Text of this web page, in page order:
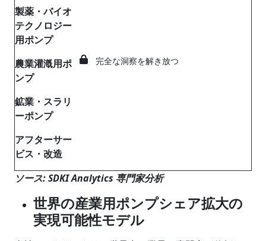
完全な洞察を解き放つ
製薬・バイオ
テクノロジー
用ポンプ
農業灌漑用ポ
ンプ
鉱業・スラリ
ーポンプ
アフターサー
ビス・改造
ソース: SDKI Analytics 専門家分析
世界の産業用ポンプシェア拡大の
実現可能性モデル